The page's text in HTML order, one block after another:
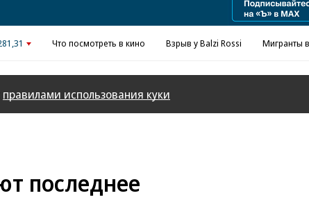
Что посмотреть в кино Взрыв у Balzi Rossi Мигранты
правилами использования куки
последнее